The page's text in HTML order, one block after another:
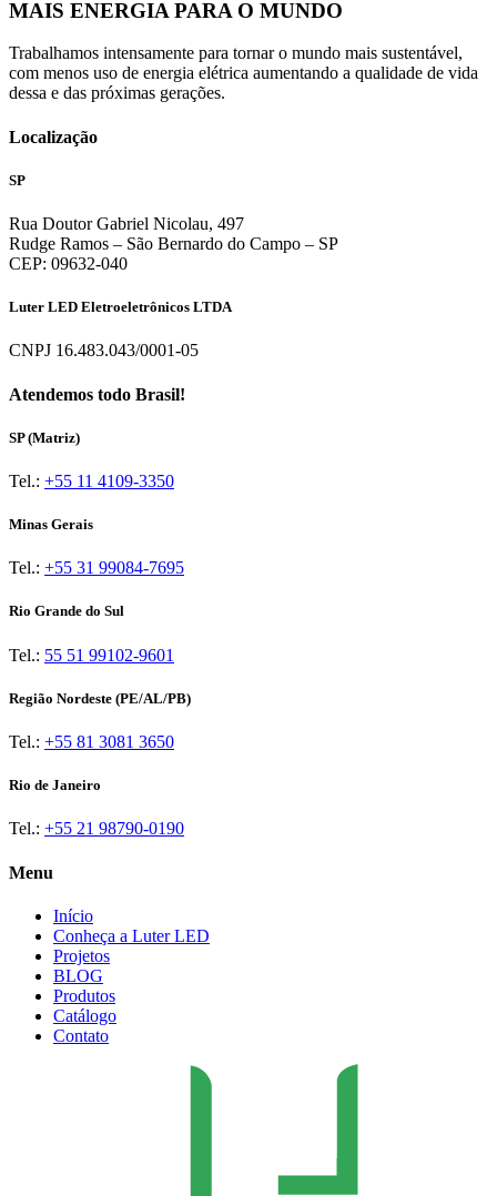
MAIS ENERGIA PARA O MUNDO
Trabalhamos intensamente para tornar o mundo mais sustentável,
com menos uso de energia elétrica aumentando a qualidade de vida
dessa e das próximas gerações.
Localização
SP
Rua Doutor Gabriel Nicolau, 497
Rudge Ramos – São Bernardo do Campo – SP
CEP: 09632-040
Luter LED Eletroeletrônicos LTDA
CNPJ 16.483.043/0001-05
Atendemos todo Brasil!
SP (Matriz)
Tel.: +55 11 4109-3350
Minas Gerais
Tel.: +55 31 99084-7695
Rio Grande do Sul
Tel.: 55 51 99102-9601
Região Nordeste (PE/AL/PB)
Tel.: +55 81 3081 3650
Rio de Janeiro
Tel.: +55 21 98790-0190
Menu
Início
Conheça a Luter LED
Projetos
BLOG
Produtos
Catálogo
Contato